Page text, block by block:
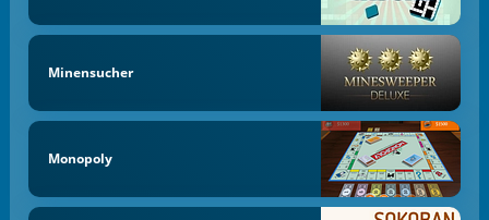
Minensucher
Monopoly